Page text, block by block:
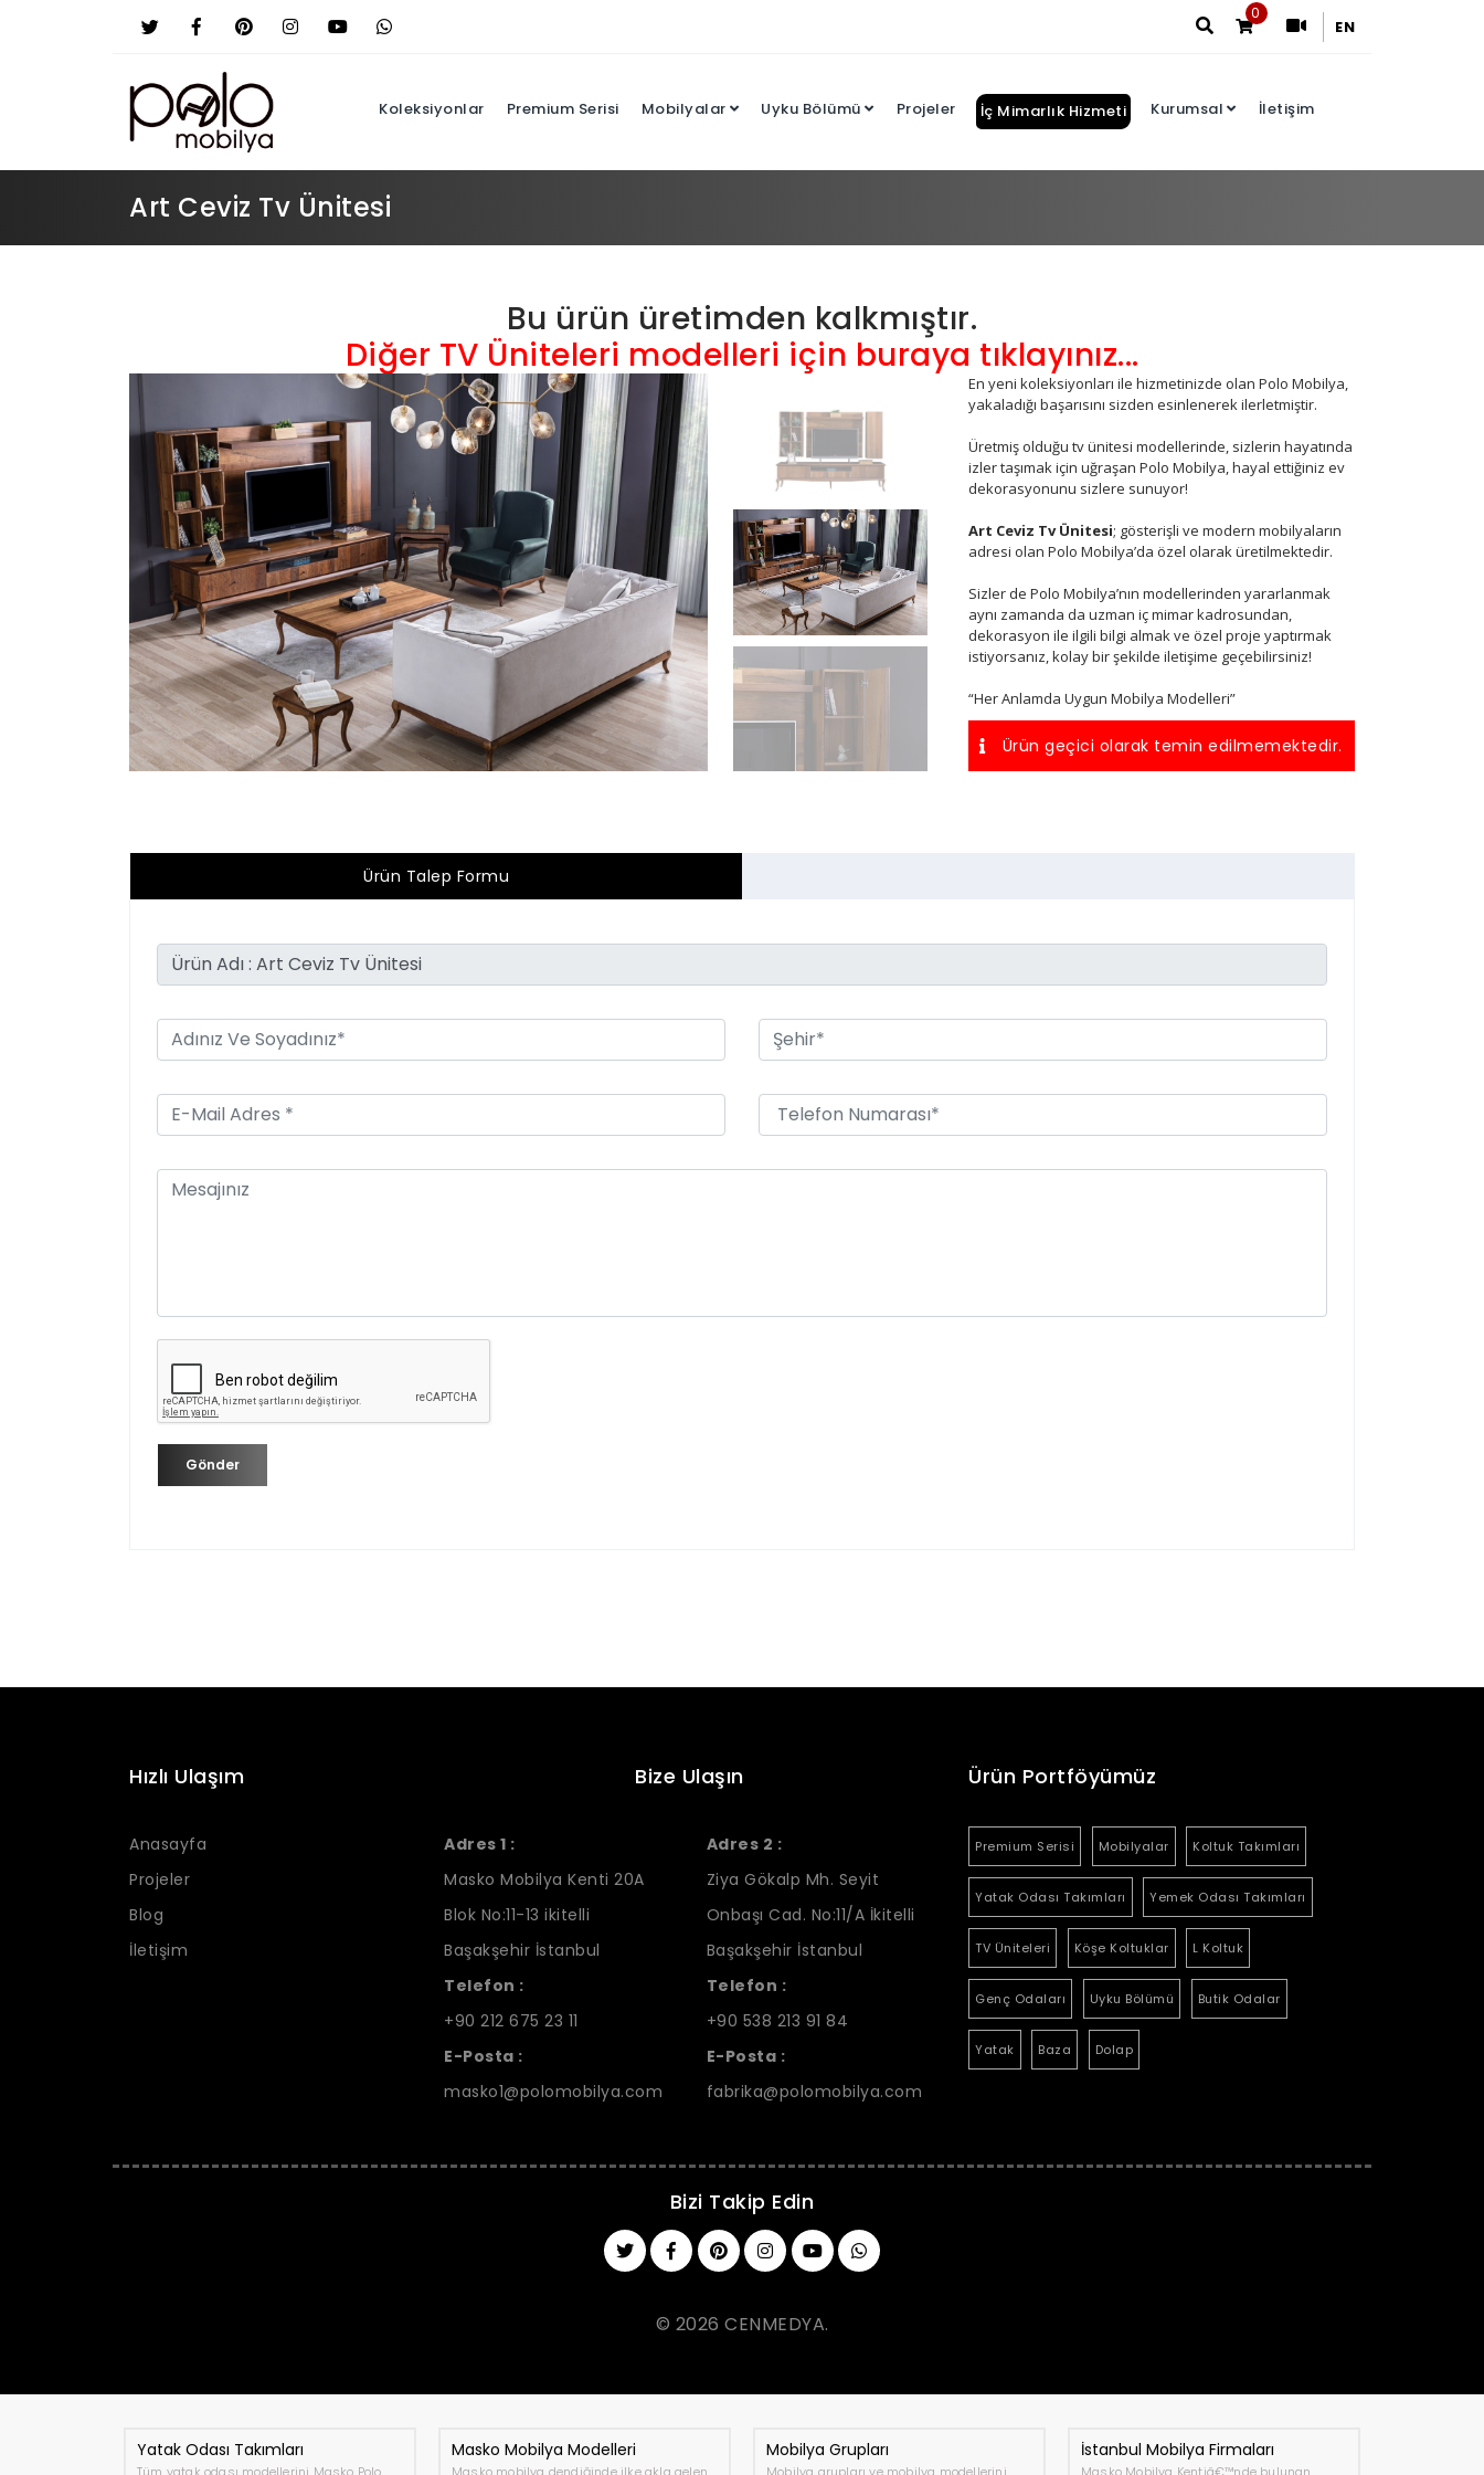
0
EN
Koleksiyonlar Premium Serisi Mobilyalar Uyku Bölümü Projeler İç Mimarlık Hizmeti Kurumsal İletişim
Art Ceviz Tv Ünitesi
Bu ürün üretimden kalkmıştır.
Diğer TV Üniteleri modelleri için buraya tıklayınız...
En yeni koleksiyonları ile hizmetinizde olan Polo Mobilya,
yakaladığı başarısını sizden esinlenerek ilerletmiştir.
Üretmiş olduğu tv ünitesi modellerinde, sizlerin hayatında
izler taşımak için uğraşan Polo Mobilya, hayal ettiğiniz ev
dekorasyonunu sizlere sunuyor!
Art Ceviz Tv Ünitesi; gösterişli ve modern mobilyaların
adresi olan Polo Mobilya’da özel olarak üretilmektedir.
Sizler de Polo Mobilya’nın modellerinden yararlanmak
aynı zamanda da uzman iç mimar kadrosundan,
dekorasyon ile ilgili bilgi almak ve özel proje yaptırmak
istiyorsanız, kolay bir şekilde iletişime geçebilirsiniz!
“Her Anlamda Uygun Mobilya Modelleri”
Ürün geçici olarak temin edilmemektedir.
Ürün Talep Formu
Gönder
Hızlı Ulaşım
Anasayfa
Projeler
Blog
İletişim
Bize Ulaşın
Adres 1 :
Masko Mobilya Kenti 20A
Blok No:11-13 ikitelli
Başakşehir İstanbul
Telefon :
+90 212 675 23 11
E-Posta :
masko1@polomobilya.com
Adres 2 :
Ziya Gökalp Mh. Seyit
Onbaşı Cad. No:11/A İkitelli
Başakşehir İstanbul
Telefon :
+90 538 213 91 84
E-Posta :
fabrika@polomobilya.com
Ürün Portföyümüz
Premium Serisi Mobilyalar Koltuk Takımları
Yatak Odası Takımları Yemek Odası Takımları
TV Üniteleri Köşe Koltuklar L Koltuk
Genç Odaları Uyku Bölümü Butik Odalar
Yatak Baza Dolap
Bizi Takip Edin
© 2026 CENMEDYA.
Yatak Odası Takımları Masko Mobilya Modelleri Mobilya Grupları İstanbul Mobilya Firmaları